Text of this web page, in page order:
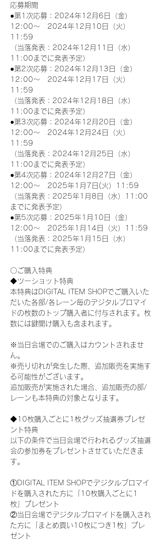
応募期間
●第1次応募：2024年12月6日（金）
12:00～　2024年12月10日（火）
11:59
（当落発表：2024年12月11日（水）
11:00までに発表予定）
●第2次応募：2024年12月13日（金）
12:00～　2024年12月17日（火）
11:59
（当落発表：2024年12月18日（水）
11:00までに発表予定）
●第3次応募：2024年12月20日（金）
12:00～　2024年12月24日（火）
11:59
（当落発表：2024年12月25日（水）
11:00までに発表予定）
●第4次応募：2024年12月27日（金）
12:00～　2025年1月7日(火）11:59
（当落発表：2025年1月8日（水）11:00
までに発表予定）
●第5次応募：2025年1月10日（金）
12:00～　2025年1月14日（火）11:59
（当落発表：2025年1月15日（水）
11:00までに発表予定）
〇ご購入特典
◆ツーショット特典
本特典はDIGITAL ITEM SHOPでご購入いた
だいた各部/各レーン毎のデジタルブロマイ
ドの枚数のトップ購入者に付与されます。枚
数には鍵開け購入も含まれます。
※当日会場でのご購入はカウントされませ
ん。
※売り切れが発生した際、追加販売を実施す
る可能性がございます。
追加販売が実施された場合、追加販売の部/
レーンも本特典の対象となります。
◆10枚購入ごとに1枚グッズ抽選券プレゼ
ント特典
以下の条件で当日会場で行われるグッズ抽選
会の参加券をプレゼントさせていただきま
す。
①DIGITAL ITEM SHOPでデジタルブロマイ
ドを購入された方に「10枚購入ごとに1
枚」プレゼント
②当日会場でデジタルブロマイドを購入され
た方に「まとめ買い10枚につき1枚」プレ
ゼント